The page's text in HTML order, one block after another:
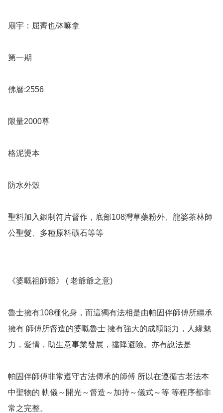
廟宇：屈齊也砵嘛拿
第一期
佛曆:2556
限量2000尊
格泥燙本
防水外殼
聖料加入銀制符片督作，底部108灣草藥粉外、龍婆茶林師
公聖髮、多種原料礦石等等
《婆嘅祖師爺》 ( 老爺爺之意)
魯士擁有108種化身，而這獨有法相是由帕固伴師傅所繼承
擁有 師傅所督造的婆嘅魯士 擁有強大的成願能力，人緣魅
力，愛情，助生意事業發展，擋降避險。亦有說法是
帕固伴師傅非常遵守古法傳承的師傅 所以在遵循古老法本
中聖物的 軌儀～開光～督造～加持～儀式～等 等程序都非
常之完整。